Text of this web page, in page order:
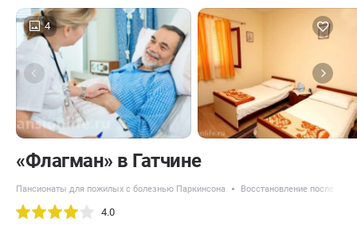
4
«Флагман» в Гатчине
Пансионаты для пожилых с болезнью Паркинсона Восстановление после
4.0